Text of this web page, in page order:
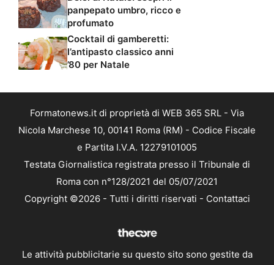
panpepato umbro, ricco e
profumato
Cocktail di gamberetti:
l’antipasto classico anni
’80 per Natale
Formatonews.it di proprietà di WEB 365 SRL - Via
Nicola Marchese 10, 00141 Roma (RM) - Codice Fiscale
e Partita I.V.A. 12279101005
Testata Giornalistica registrata presso il Tribunale di
Roma con n°128/2021 del 05/07/2021
Copyright ©2026 - Tutti i diritti riservati - Contattaci
Le attività pubblicitarie su questo sito sono gestite da